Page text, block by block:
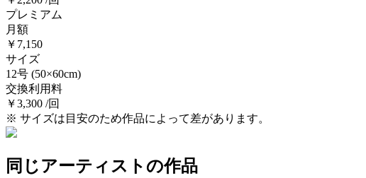
プレミアム
月額
￥7,150
サイズ
12号 (50×60cm)
交換利用料
￥3,300 /回
※ サイズは目安のため作品によって差があります。
同じアーティストの作品